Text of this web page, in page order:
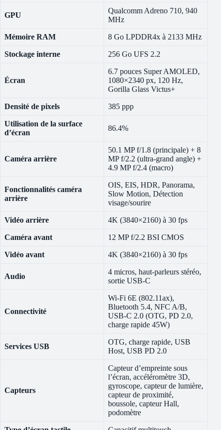
GPU
Qualcomm Adreno 710, 940
MHz
Mémoire RAM 8 Go LPDDR4x à 2133 MHz
Stockage interne 256 Go UFS 2.2
Écran
6.7 pouces Super AMOLED,
1080×2340 px, 120 Hz,
Gorilla Glass Victus+
Densité de pixels 385 ppp
Utilisation de la surface
d’écran
86.4%
Caméra arrière
50.1 MP f/1.8 (principale) + 8
MP f/2.2 (ultra-grand angle) +
4.9 MP f/2.4 (macro)
Fonctionnalités caméra
arrière
OIS, EIS, HDR, Panorama,
Slow Motion, Détection
visage/sourire
Vidéo arrière 4K (3840×2160) à 30 fps
Caméra avant 12 MP f/2.2 BSI CMOS
Vidéo avant 4K (3840×2160) à 30 fps
Audio
4 micros, haut-parleurs stéréo,
sortie USB-C
Connectivité
Wi-Fi 6E (802.11ax),
Bluetooth 5.4, NFC A/B,
USB-C 2.0 (OTG, PD 2.0,
charge rapide 45W)
Services USB
OTG, charge rapide, USB
Host, USB PD 2.0
Capteurs
Capteur d’empreinte sous
l’écran, accéléromètre 3D,
gyroscope, capteur de lumière,
capteur de proximité,
boussole, capteur Hall,
podomètre